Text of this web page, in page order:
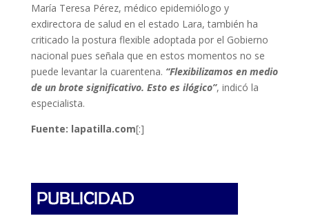
María Teresa Pérez, médico epidemiólogo y
exdirectora de salud en el estado Lara, también ha
criticado la postura flexible adoptada por el Gobierno
nacional pues señala que en estos momentos no se
puede levantar la cuarentena. “Flexibilizamos en medio
de un brote significativo. Esto es ilógico”, indicó la
especialista.
Fuente: lapatilla.com[:]